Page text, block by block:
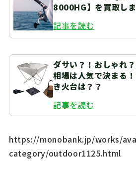
8000HG】を買取し
記事を読む
ダサい？！おしゃれ
相場は人気で決まる
き火台は？？
記事を読む
https://monobank.jp/works/
category/outdoor1125.html